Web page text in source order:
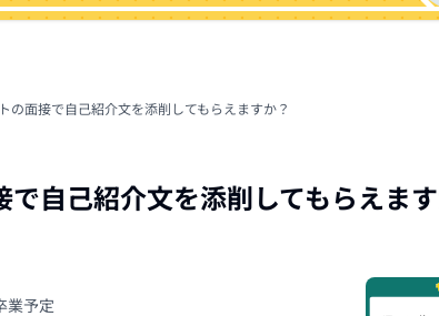
の面接で自己紹介文を添削してもらえますか？
自己紹介文を添削してもらえま
業予定